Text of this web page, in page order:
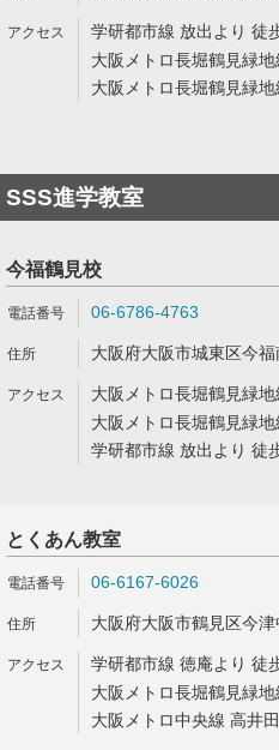
学研都市線 放出より 徒
大阪メトロ長堀鶴見緑
大阪メトロ長堀鶴見緑
SSS進学教室
今福鶴見校
06-6786-4763
大阪府大阪市城東区今
大阪メトロ長堀鶴見緑
大阪メトロ長堀鶴見緑
学研都市線 放出より 徒
とくあん教室
06-6167-6026
大阪府大阪市鶴見区今
学研都市線 徳庵より 徒
大阪メトロ長堀鶴見緑
大阪メトロ中央線 高井